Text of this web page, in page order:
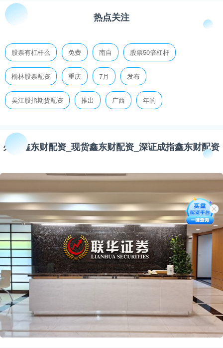
热点关注
股票有杠杆么 免费 南自 股票50倍杠杆
榆林股票配资 重庆 7月 发布
吴江股指期货配资 推出 广西 年的
外汇鑫东财配资_现货鑫东财配资_深证成指鑫东财配资